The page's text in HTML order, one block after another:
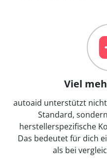
Viel
autoaid unterstützt
Standard,
herstellerspezifische
Das bedeutet für dich
als bei